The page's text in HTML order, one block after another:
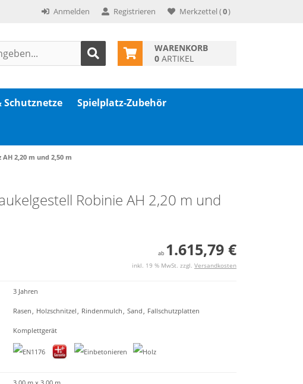
Merkzettel (0)
Registrieren
Anmelden
WARENKORB
0 ARTIKEL
Schutznetze Spielplatz-Zubehör
2,20 m und 2,50 m
Robinie AH 2,20 m und
ab 1.615,79 €
inkl. 19 % MwSt. zzgl. Versandkosten
3 Jahren
Rasen, Holzschnitzel, Rindenmulch, Sand, Fallschutzplatten
Komplettgerät